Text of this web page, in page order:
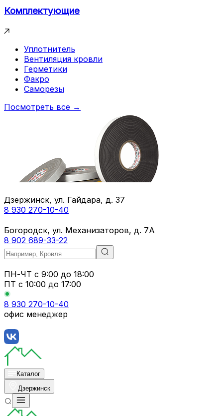
Комплектующие
Уплотнитель
Вентиляция кровли
Герметики
Факро
Саморезы
Посмотреть все →
Дзержинск, ул. Гайдара, д. 37
8 930 270-10-40
Богородск, ул. Механизаторов, д. 7А
8 902 689-33-22
ПН-ЧТ с 9:00 до 18:00
ПТ с 10:00 до 17:00
8 930 270-10-40
офис менеджер
Каталог
Дзержинск